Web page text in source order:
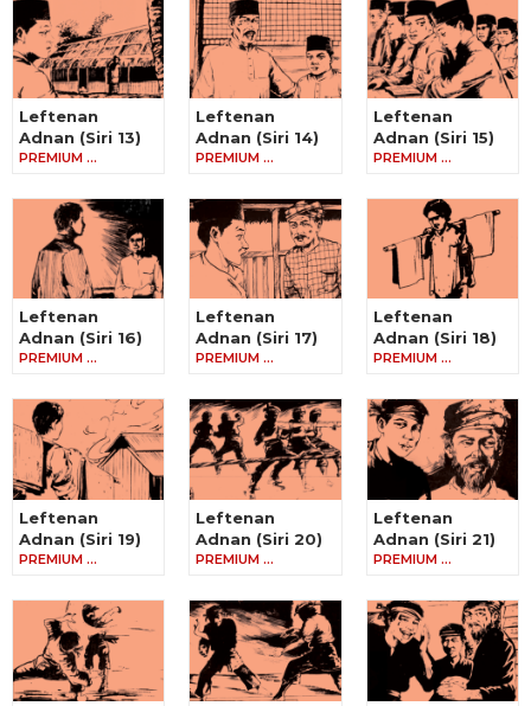
Leftenan
Adnan (Siri 13)
PREMIUM …
Leftenan
Adnan (Siri 14)
PREMIUM …
Leftenan
Adnan (Siri 15)
PREMIUM …
Leftenan
Adnan (Siri 16)
PREMIUM …
Leftenan
Adnan (Siri 17)
PREMIUM …
Leftenan
Adnan (Siri 18)
PREMIUM …
Leftenan
Adnan (Siri 19)
PREMIUM …
Leftenan
Adnan (Siri 20)
PREMIUM …
Leftenan
Adnan (Siri 21)
PREMIUM …